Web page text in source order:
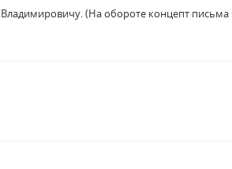
(На обороте концепт